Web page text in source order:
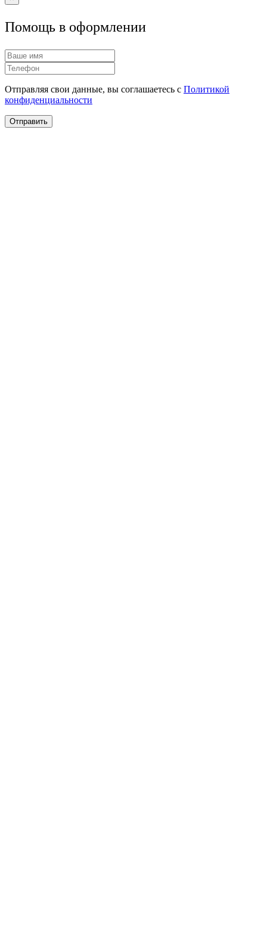
Помощь в оформлении
Отправляя свои данные, вы соглашаетесь с Политикой
конфиденциальности
Отправить